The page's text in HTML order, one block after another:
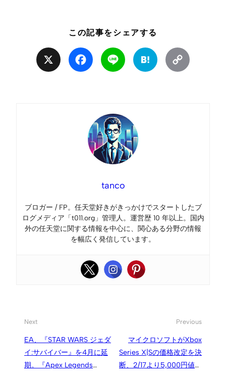
この記事をシェアする
Facebook Line Hatena
tanco
ブロガー / FP。任天堂好きがきっかけでスタートしたブ
ログメディア「t011.org」管理人。運営歴 10 年以上。国内
外の任天堂に関する情報を中心に、関心ある分野の情報
を幅広く発信しています。
Next
EA、『STAR WARS ジェダ
イ:サバイバー』を4月に延
期。『Apex Legends
Previous
マイクロソフトがXbox
Series X|Sの価格改定を決
断、2/17より5,000円値上